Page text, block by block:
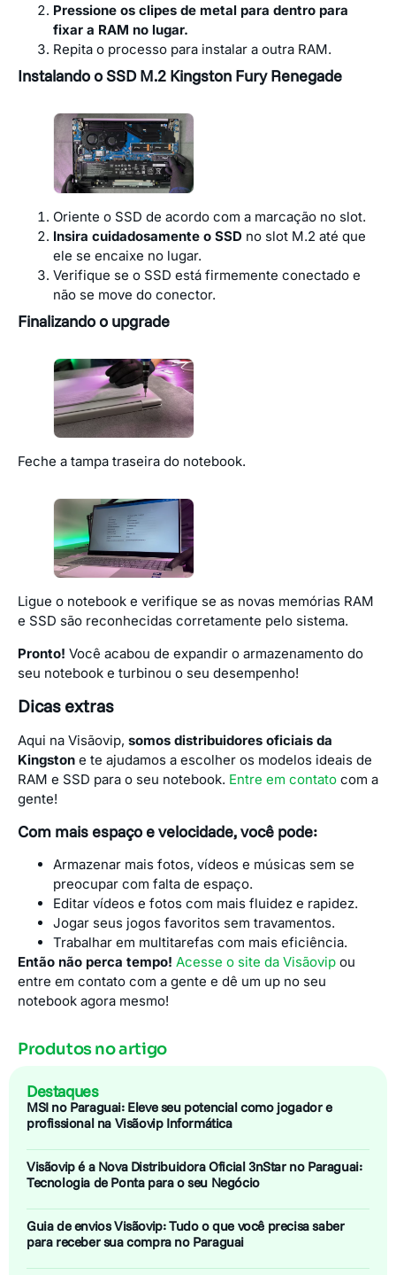
Pressione os clipes de metal para dentro para
fixar a RAM no lugar.
Repita o processo para instalar a outra RAM.
Instalando o SSD M.2 Kingston Fury Renegade
Oriente o SSD de acordo com a marcação no slot.
Insira cuidadosamente o SSD no slot M.2 até que
ele se encaixe no lugar.
Verifique se o SSD está firmemente conectado e
não se move do conector.
Finalizando o upgrade
Feche a tampa traseira do notebook.
Ligue o notebook e verifique se as novas memórias RAM
e SSD são reconhecidas corretamente pelo sistema.
Pronto! Você acabou de expandir o armazenamento do
seu notebook e turbinou o seu desempenho!
Dicas extras
Aqui na Visãovip, somos distribuidores oficiais da
Kingston e te ajudamos a escolher os modelos ideais de
RAM e SSD para o seu notebook. Entre em contato com a
gente!
Com mais espaço e velocidade, você pode:
Armazenar mais fotos, vídeos e músicas sem se
preocupar com falta de espaço.
Editar vídeos e fotos com mais fluidez e rapidez.
Jogar seus jogos favoritos sem travamentos.
Trabalhar em multitarefas com mais eficiência.
Então não perca tempo! Acesse o site da Visãovip ou
entre em contato com a gente e dê um up no seu
notebook agora mesmo!
Produtos no artigo
Destaques
MSI no Paraguai: Eleve seu potencial como jogador e
profissional na Visãovip Informática
Visãovip é a Nova Distribuidora Oficial 3nStar no Paraguai:
Tecnologia de Ponta para o seu Negócio
Guia de envios Visãovip: Tudo o que você precisa saber
para receber sua compra no Paraguai